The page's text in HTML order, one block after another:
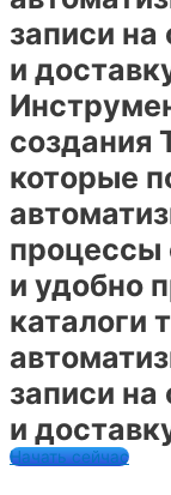
записи
и
создания
которые
процессы
и удобно
каталоги
записи
и
Начать сейчас